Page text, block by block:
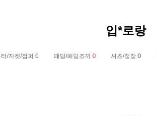
입*로랑
/자켓/점퍼 0 패딩/패딩조끼 0 셔츠/정장 0